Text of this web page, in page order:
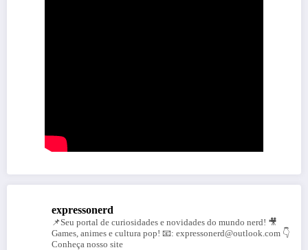
expressonerd
📌Seu portal de curiosidades e novidades do mundo nerd! 🎥
Games, animes e cultura pop! 📧: expressonerd@outlook.com 👇
Conheça nosso site